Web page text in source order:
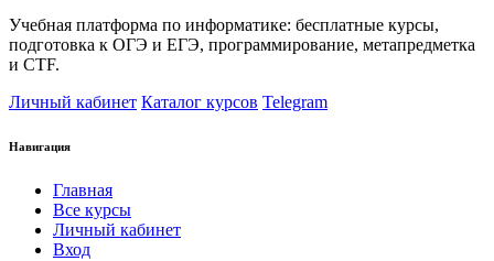
Учебная платформа по информатике: бесплатные курсы,
подготовка к ОГЭ и ЕГЭ, программирование, метапредметка
и CTF.
Личный кабинет Каталог курсов Telegram
Навигация
Главная
Все курсы
Личный кабинет
Вход